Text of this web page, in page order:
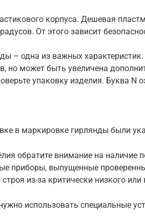
корпуса. Дешевая
От этого зависит
– одна из важных
но может быть увеличена
упаковку изделия. Буква N
в маркировке гирлянды были
обратите внимание на наличие
приборы, выпущенные
из-за критически низкого
использовать специальные